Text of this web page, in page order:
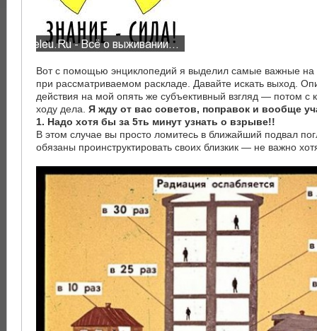
Вот с помощью энциклопедий я выделил самые важные на
при рассматриваемом раскладе. Давайте искать выход.
действия на мой опять же субъективный взгляд — потом с
ходу дела.Я жду от вас советов, поправок и вообще
1. Надо хотя бы за 5ть минут узнать о взрыве!!
В этом случае вы просто ломитесь в ближайший подвал
обязаны проинструктировать своих близкик — не важно